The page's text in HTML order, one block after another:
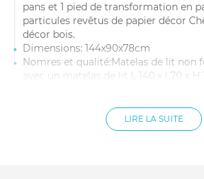
pans et 1 pied de transformation en
particules revêtus de papier décor
décor bois.
Dimensions: 144x90x78cm
Nomres et qualité:Matelas de lit non
avec un matelas de lit L 140 x l 70 x H
LIRE LA SUITE